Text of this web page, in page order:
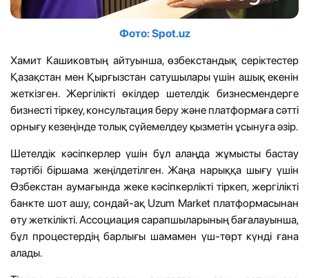
Фото: Spot.uz
Хамит Кашиковтың айтуынша, өзбекстандық серіктестер
Қазақстан мен Қырғызстан сатушылары үшін ашық екенін
жеткізген. Жергілікті өкілдер шетелдік бизнесмендерге
бизнесті тіркеу, консультация беру және платформаға сәтті
орнығу кезеңінде толық сүйемелдеу қызметін ұсынуға әзір.
Шетелдік кәсіпкерлер үшін бұл алаңда жұмысты бастау
тәртібі біршама жеңілдетілген. Жаңа нарыққа шығу үшін
Өзбекстан аумағында жеке кәсіпкерлікті тіркеп, жергілікті
банкте шот ашу, сондай-ақ Uzum Market платформасынан
өту жеткілікті. Ассоциация сарапшыларының бағалауынша,
бұл процестердің барлығы шамамен үш-төрт күнді ғана
алады.